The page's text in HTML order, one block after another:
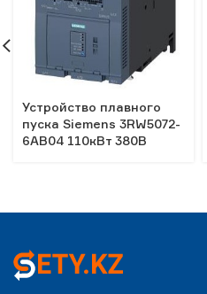
Устройство плавного
пуска Siemens 3RW5072-
6AB04 110кВт 380В